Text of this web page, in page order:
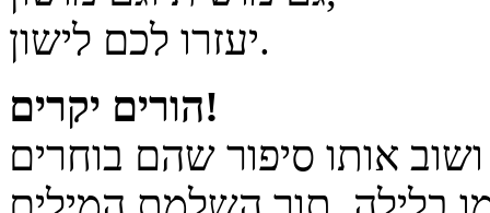
יעזרו לכם לישון.
הורים יקרים!